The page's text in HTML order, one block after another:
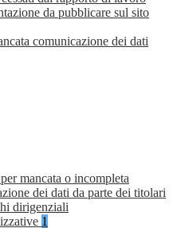
da pubblicare sul sito
comunicazione dei dati
mancata o incompleta
dei dati da parte dei titolari
dirigenziali
1